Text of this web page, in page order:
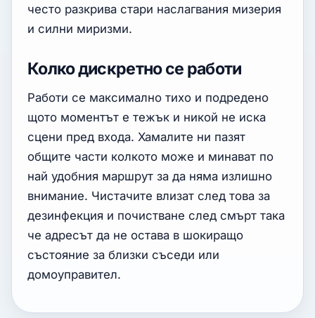
често разкрива стари наслагвания мизерия
и силни миризми.
Колко дискретно се работи
Работи се максимално тихо и подредено
щото моментът е тежък и никой не иска
сцени пред входа. Хамалите ни пазят
общите части колкото може и минават по
най удобния маршрут за да няма излишно
внимание. Чистачите влизат след това за
дезинфекция и почистване след смърт така
че адресът да не остава в шокиращо
състояние за близки съседи или
домоуправител.